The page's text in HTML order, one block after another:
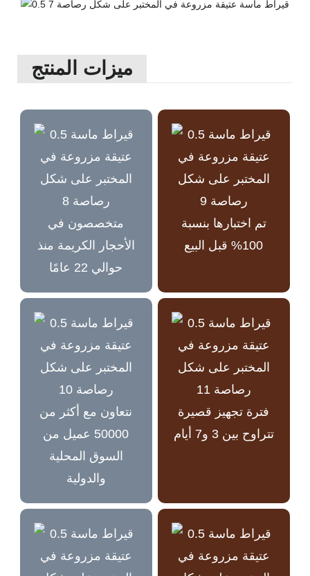
ميزات المنتج
متخصصون في
الأحجار الكريمة منذ
حوالي 22 عامًا
تم اختبارها بنسبة
100% قبل البيع
نتعاون مع أكثر من
50000 عميل من
السوق المحلية
والدولية
فترة تجهيز قصيرة
تتراوح بين 3 و7 أيام